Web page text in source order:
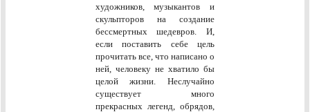
художников, музыкантов и
скульпторов на создание
бессмертных шедевров. И,
если поставить себе цель
прочитать все, что написано о
ней, человеку не хватило бы
целой жизни. Неслучайно
существует много
прекрасных легенд, обрядов,